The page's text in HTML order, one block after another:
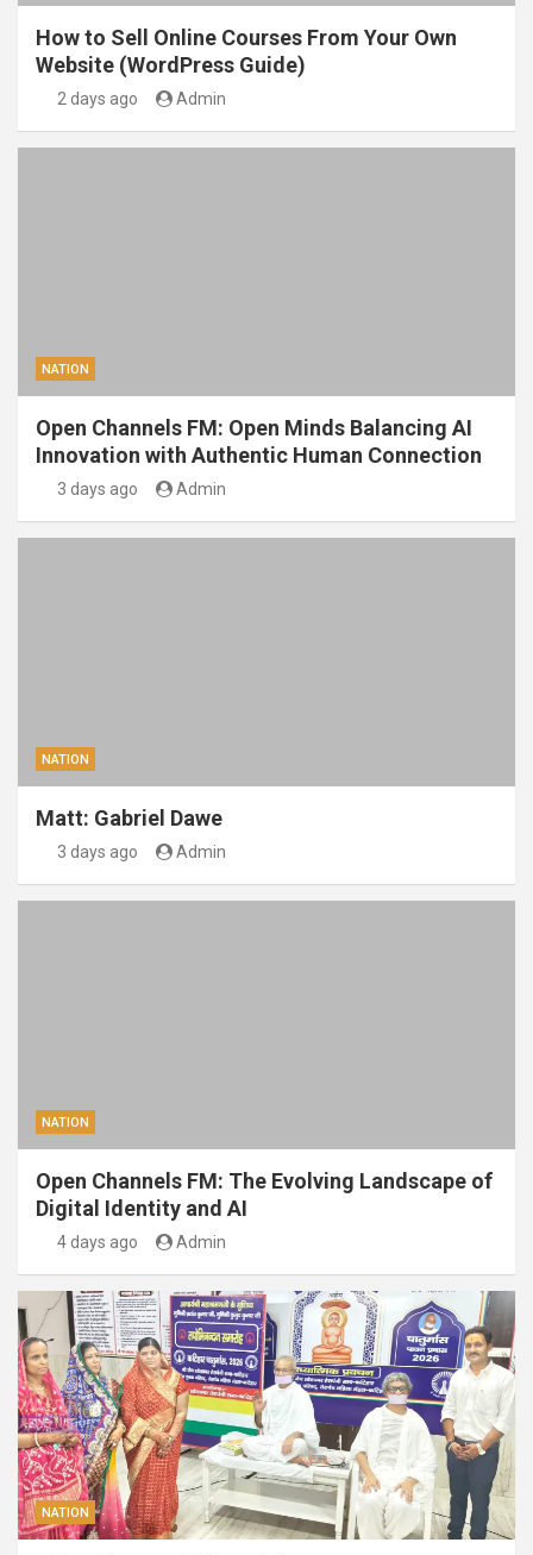
How to Sell Online Courses From Your Own
Website (WordPress Guide)
2 days ago Admin
NATION
Open Channels FM: Open Minds Balancing AI
Innovation with Authentic Human Connection
3 days ago Admin
NATION
Matt: Gabriel Dawe
3 days ago Admin
NATION
Open Channels FM: The Evolving Landscape of
Digital Identity and AI
4 days ago Admin
NATION